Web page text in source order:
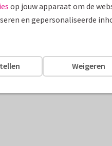
op jouw apparaat om de
en gepersonaliseerde
Weigeren